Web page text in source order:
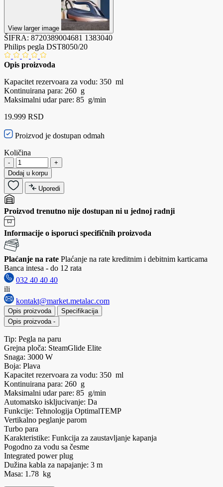
View larger image
ŠIFRA: 8720389004681 1383040
Philips pegla DST8050/20
Opis proizvoda
Kapacitet rezervoara za vodu: 350 ml
Kontinuirana para: 260 g
Maksimalni udar pare: 85 g/min
19.999 RSD
Proizvod je dostupan odmah
Količina
-
+
Dodaj u korpu
Uporedi
Proizvod trenutno nije dostupan ni u jednoj radnji
Informacije o isporuci specifičnih proizvoda
Plaćanje na rate Plaćanje na rate kreditnim i debitnim karticama
Banca intesa - do 12 rata
032 40 40 40
ili
kontakt@market.metalac.com
Opis proizvoda
Specifikacija
Opis proizvoda -
Tip: Pegla na paru
Grejna ploča: SteamGlide Elite
Snaga: 3000 W
Boja: Plava
Kapacitet rezervoara za vodu: 350 ml
Kontinuirana para: 260 g
Maksimalni udar pare: 85 g/min
Automatsko iskljucivanje: Da
Funkcije: Tehnologija OptimalTEMP
Vertikalno peglanje parom
Turbo para
Karakteristike: Funkcija za zaustavljanje kapanja
Pogodno za vodu sa česme
Integrated power plug
Dužina kabla za napajanje: 3 m
Masa: 1.78 kg